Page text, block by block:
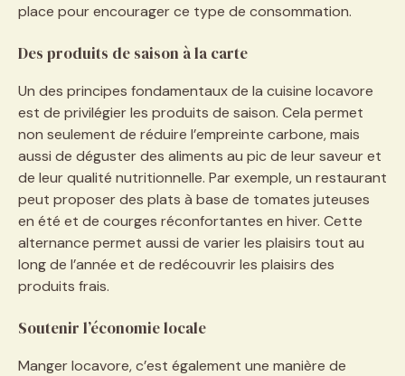
place pour encourager ce type de consommation.
Des produits de saison à la carte
Un des principes fondamentaux de la cuisine locavore
est de privilégier les produits de saison. Cela permet
non seulement de réduire l’empreinte carbone, mais
aussi de déguster des aliments au pic de leur saveur et
de leur qualité nutritionnelle. Par exemple, un restaurant
peut proposer des plats à base de tomates juteuses
en été et de courges réconfortantes en hiver. Cette
alternance permet aussi de varier les plaisirs tout au
long de l’année et de redécouvrir les plaisirs des
produits frais.
Soutenir l’économie locale
Manger locavore, c’est également une manière de